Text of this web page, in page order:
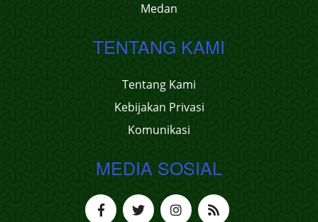
Medan
TENTANG KAMI
Tentang Kami
Kebijakan Privasi
Komunikasi
MEDIA SOSIAL